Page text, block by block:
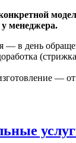
менеджера.
— в день
—